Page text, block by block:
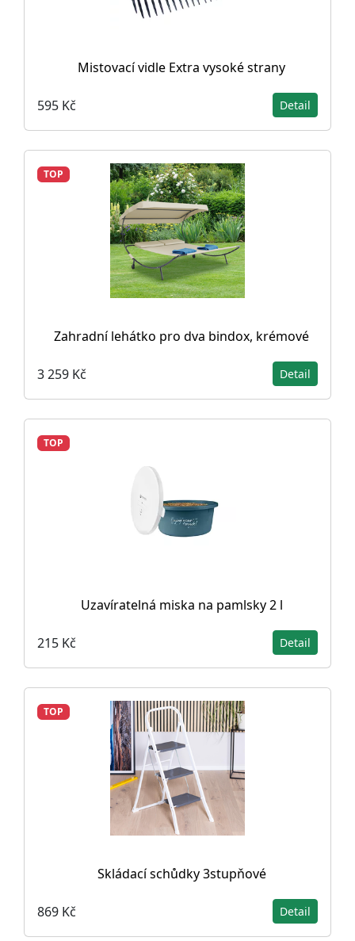
Mistovací vidle Extra vysoké strany
595 Kč Detail
TOP
Zahradní lehátko pro dva bindox, krémové
3 259 Kč Detail
TOP
Uzavíratelná miska na pamlsky 2 l
215 Kč Detail
TOP
Skládací schůdky 3stupňové
869 Kč Detail